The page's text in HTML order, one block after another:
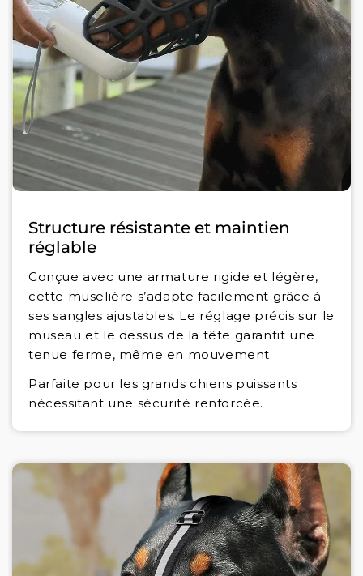
Structure résistante et maintien
réglable
Conçue avec une armature rigide et légère,
cette muselière s’adapte facilement grâce à
ses sangles ajustables. Le réglage précis sur le
museau et le dessus de la tête garantit une
tenue ferme, même en mouvement.
Parfaite pour les grands chiens puissants
nécessitant une sécurité renforcée.